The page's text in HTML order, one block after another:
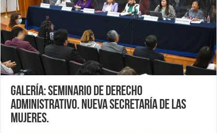
Galería: Seminario de Derecho
Administrativo. Nueva Secretaría de las
Mujeres.